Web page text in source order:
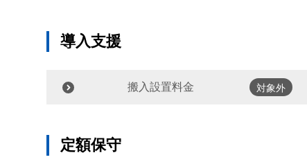
導入支援
搬入設置料金 対象外
定額保守